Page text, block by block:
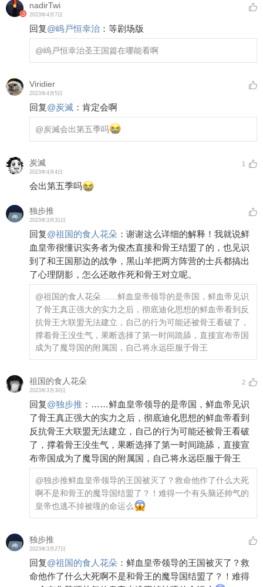
nadirTwi
2023年4月7日
回复@嵨戸恒幸治 ： 等剧场版
@嵨戸恒幸治圣王国篇在哪能看啊
Viridier
2023年4月5日
回复@炭滅 ： 肯定会啊
@炭滅会出第五季吗
炭滅
2023年4月4日
1
会出第五季吗
独步推
2023年3月31日
回复@祖国的食人花朵 ： 谢谢这么详细的解释！我就说鲜
血皇帝很懂识实务者为俊杰直接和骨王结盟了的，也见识
到了和王国那边的战争，黑山羊把两方阵营的士兵都搞出
了心理阴影，怎么还敢作死和骨王对立呢。
@祖国的食人花朵 ……鲜血皇帝领导的是帝国，鲜血帝见识
了骨王真正强大的实力之后，彻底迪化思想的鲜血帝看到反
抗骨王大联盟无法建立，自己的行为可能还被骨王看破了，
撑着骨王没生气，果断选择了第一时间跪舔，直接宣布帝国
成为了魔导国的附属国，自己将永远臣服于骨王
祖国的食人花朵
2023年3月30日
2
回复@独步推 ： ……鲜血皇帝领导的是帝国，鲜血帝见识
了骨王真正强大的实力之后，彻底迪化思想的鲜血帝看到
反抗骨王大联盟无法建立，自己的行为可能还被骨王看破
了，撑着骨王没生气，果断选择了第一时间跪舔，直接宣
布帝国成为了魔导国的附属国，自己将永远臣服于骨王
@独步推鲜血皇帝领导的王国被灭了？救命他作了什么大死
啊不是和骨王的魔导国结盟了？！难得一个有头脑还帅气的
皇帝也逃不掉被嘎的命运么
独步推
2023年3月27日
回复@祖国的食人花朵 ： 鲜血皇帝领导的王国被灭了？救
命他作了什么大死啊不是和骨王的魔导国结盟了？！难得